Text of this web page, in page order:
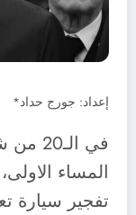
إعداد: جورج حداد*
في
المساء
تفجير سيارة